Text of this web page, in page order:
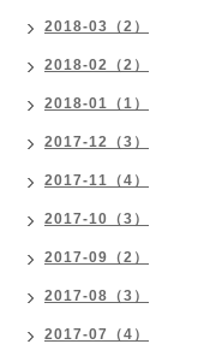
2018-03（2）
2018-02（2）
2018-01（1）
2017-12（3）
2017-11（4）
2017-10（3）
2017-09（2）
2017-08（3）
2017-07（4）